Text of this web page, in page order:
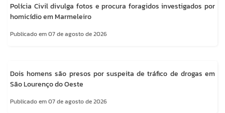
Polícia Civil divulga fotos e procura foragidos investigados por
homicídio em Marmeleiro
Publicado em 07 de agosto de 2026
Dois homens são presos por suspeita de tráfico de drogas em
São Lourenço do Oeste
Publicado em 07 de agosto de 2026